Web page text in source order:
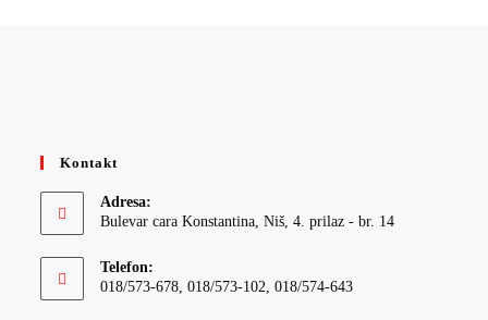
Kontakt
Adresa:
Bulevar cara Konstantina, Niš, 4. prilaz - br. 14
Telefon:
018/573-678, 018/573-102, 018/574-643